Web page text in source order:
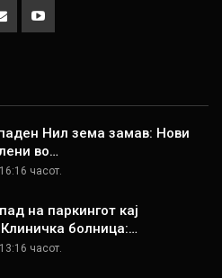
Нил зема замав: Нови
во…
часот.
на паркингот кај
болница:…
часот.